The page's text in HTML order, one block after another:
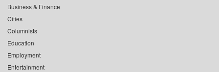
Business & Finance
Cities
Columnists
Education
Employment
Entertainment